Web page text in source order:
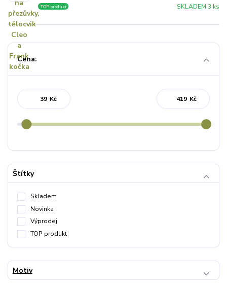
SKLADEM 3 ks
TOP produkt
Cena:
Kč Kč
Štítky
Skladem
Novinka
Výprodej
TOP produkt
Motiv